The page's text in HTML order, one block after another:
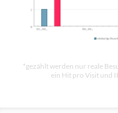
*gezählt werden nur reale
ein Hit pro Visit und